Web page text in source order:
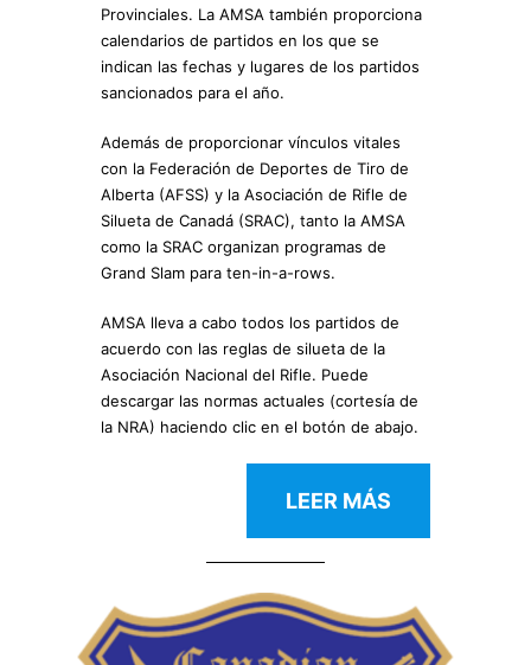
Provinciales. La AMSA también proporciona
calendarios de partidos en los que se
indican las fechas y lugares de los partidos
sancionados para el año.
Además de proporcionar vínculos vitales
con la Federación de Deportes de Tiro de
Alberta (AFSS) y la Asociación de Rifle de
Silueta de Canadá (SRAC), tanto la AMSA
como la SRAC organizan programas de
Grand Slam para ten-in-a-rows.
AMSA lleva a cabo todos los partidos de
acuerdo con las reglas de silueta de la
Asociación Nacional del Rifle. Puede
descargar las normas actuales (cortesía de
la NRA) haciendo clic en el botón de abajo.
LEER MÁS